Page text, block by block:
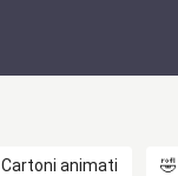
Cartoni animati 🤣